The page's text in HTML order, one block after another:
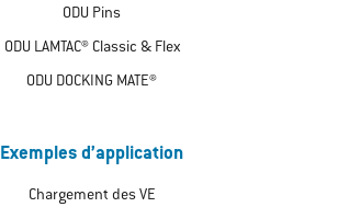
ODU Pins
ODU LAMTAC® Classic & Flex
ODU DOCKING MATE®
Exemples d’application
Chargement des VE